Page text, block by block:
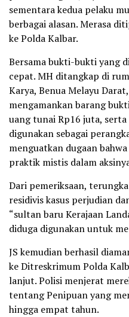
sementara kedua pelaku
berbagai alasan. Merasa
ke Polda Kalbar.
Bersama bukti-bukti yang
cepat. MH ditangkap di
Karya, Benua Melayu
mengamankan barang
uang tunai Rp16 juta,
digunakan sebagai
menguatkan dugaan
praktik mistis dalam
Dari pemeriksaan,
residivis kasus perjudian
“sultan baru Kerajaan
diduga digunakan untuk
JS kemudian berhasil
ke Ditreskrimum Polda
lanjut. Polisi menjerat
tentang Penipuan yang
hingga empat tahun.